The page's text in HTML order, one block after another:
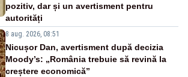
pozitiv, dar și un avertisment pentru
autorități
8 aug. 2026, 08:51
Nicușor Dan, avertisment după decizia
Moody’s: „România trebuie să revină la
creștere economică”